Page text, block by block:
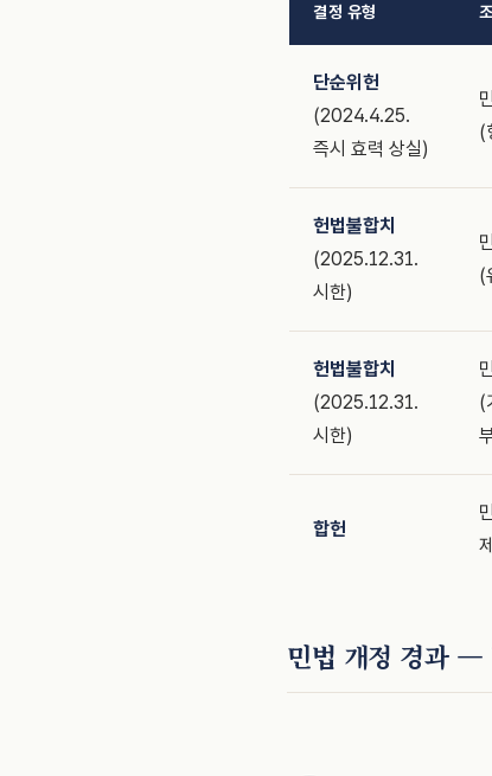
결정 유형
단순위헌
(2024.4.25.
즉시 효력 상실)
(
헌법불합치
(2025.12.31.
시한)
(
헌법불합치
(2025.12.31.
시한)
(
합헌
민법 개정 경과 —